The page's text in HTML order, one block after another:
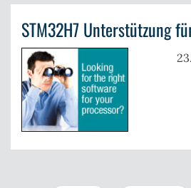
STM32H7 Unterstützung